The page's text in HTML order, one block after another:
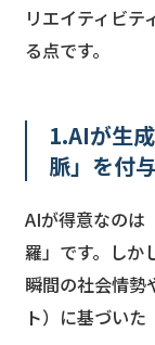
リエイティビテ
る点です。
1.AIが生
脈」を付
AIが得意なのは
羅」です。しか
瞬間の社会情勢
ト）に基づいた